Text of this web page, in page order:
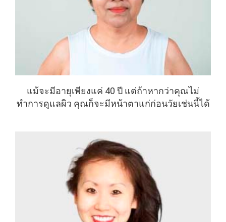
แม้จะมีอายุเพียงแค่ 40 ปี แต่ถ้าหากว่าคุณไม่
ทำการดูแลผิว คุณก็จะมีหน้าตาแก่ก่อนวัยเช่นนี้ได้